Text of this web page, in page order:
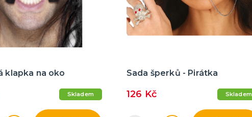
klapka na oko
Skladem
Sada šperků - Pirátka
126 Kč Skladem